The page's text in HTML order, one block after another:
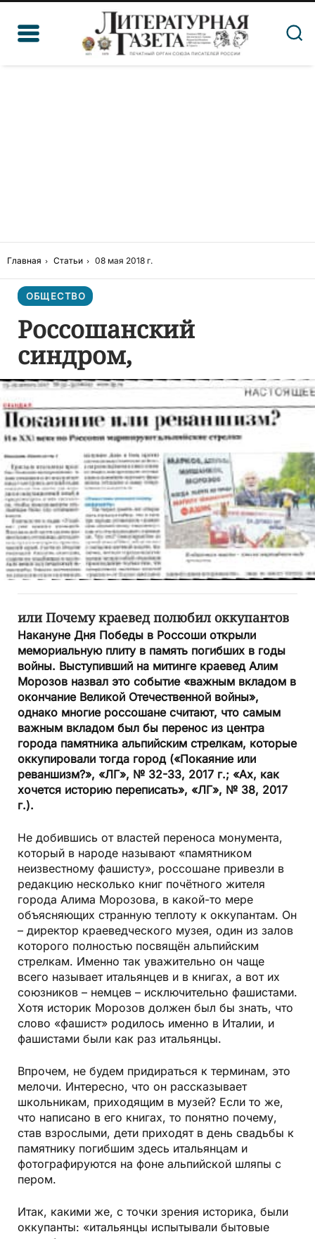
Главная Статьи 08 мая 2018 г.
ОБЩЕСТВО
Россошанский
синдром,
или Почему краевед полюбил оккупантов
Накануне Дня Победы в Россоши открыли
мемориальную плиту в память погибших в годы
войны. Выступивший на митинге краевед Алим
Морозов назвал это событие «важным вкладом в
окончание Великой Отечественной войны»,
однако многие россошане считают, что самым
важным вкладом был бы перенос из центра
города памятника альпийским стрелкам, которые
оккупировали тогда город («Покаяние или
реваншизм?», «ЛГ», № 32-33, 2017 г.; «Ах, как
хочется историю переписать», «ЛГ», № 38, 2017
г.).
Не добившись от властей переноса монумента,
который в народе называют «памятником
неизвестному фашисту», россошане привезли в
редакцию несколько книг почётного жителя
города Алима Морозова, в какой-то мере
объясняющих странную теплоту к оккупантам. Он
– директор краеведческого музея, один из залов
которого полностью посвящён альпийским
стрелкам. Именно так уважительно он чаще
всего называет итальянцев и в книгах, а вот их
союзников – немцев – исключительно фашистами.
Хотя историк Морозов должен был бы знать, что
слово «фашист» родилось именно в Италии, и
фашистами были как раз итальянцы.
Впрочем, не будем придираться к терминам, это
мелочи. Интересно, что он рассказывает
школьникам, приходящим в музей? Если то же,
что написано в его книгах, то понятно почему,
став взрослыми, дети приходят в день свадьбы к
памятнику погибшим здесь итальянцам и
фотографируются на фоне альпийской шляпы с
пером.
Итак, какими же, с точки зрения историка, были
оккупанты: «итальянцы испытывали бытовые